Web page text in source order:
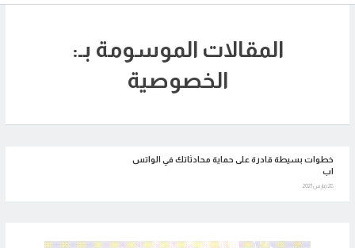
المقالات الموسومة بـ:
الخصوصية
خطوات بسيطة قادرة على حماية محادثاتك في الواتس
اب
28 مارس 2021